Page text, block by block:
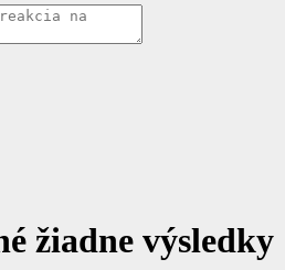
žiadne výsledky